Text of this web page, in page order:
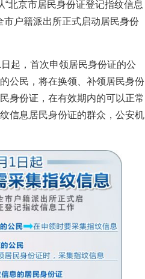
北京市居民身份证登记指纹信息
市户籍派出所正式启动居民身份
起，首次申领居民身份证的公
公民，将在换领、补领居民身份
身份证，在有效期内的可以正常
信息居民身份证的群众，公安机